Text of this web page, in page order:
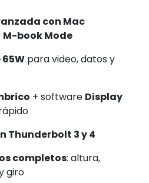
con Mac
M-book Mode
65W para video, datos y
+ software Display
Thunderbolt 3 y 4
completos: altura,
giro